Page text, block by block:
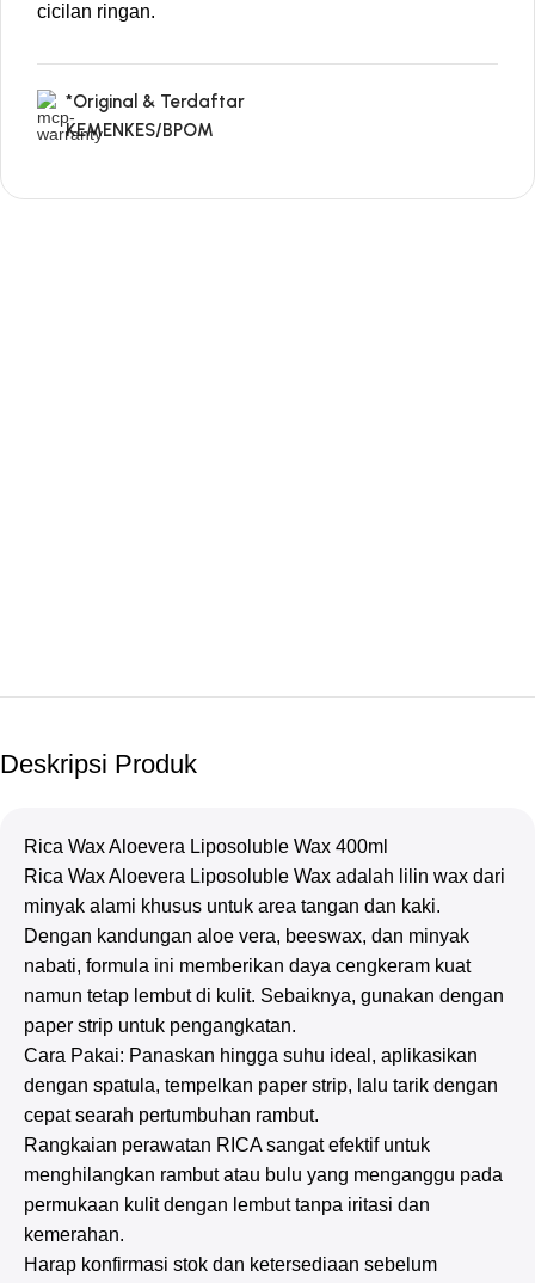
cicilan ringan.
*Original & Terdaftar
KEMENKES/BPOM
Deskripsi Produk
Rica Wax Aloevera Liposoluble Wax 400ml
Rica Wax Aloevera Liposoluble Wax adalah lilin wax dari
minyak alami khusus untuk area tangan dan kaki.
Dengan kandungan aloe vera, beeswax, dan minyak
nabati, formula ini memberikan daya cengkeram kuat
namun tetap lembut di kulit. Sebaiknya, gunakan dengan
paper strip untuk pengangkatan.
Cara Pakai: Panaskan hingga suhu ideal, aplikasikan
dengan spatula, tempelkan paper strip, lalu tarik dengan
cepat searah pertumbuhan rambut.
Rangkaian perawatan RICA sangat efektif untuk
menghilangkan rambut atau bulu yang menganggu pada
permukaan kulit dengan lembut tanpa iritasi dan
kemerahan.
Harap konfirmasi stok dan ketersediaan sebelum